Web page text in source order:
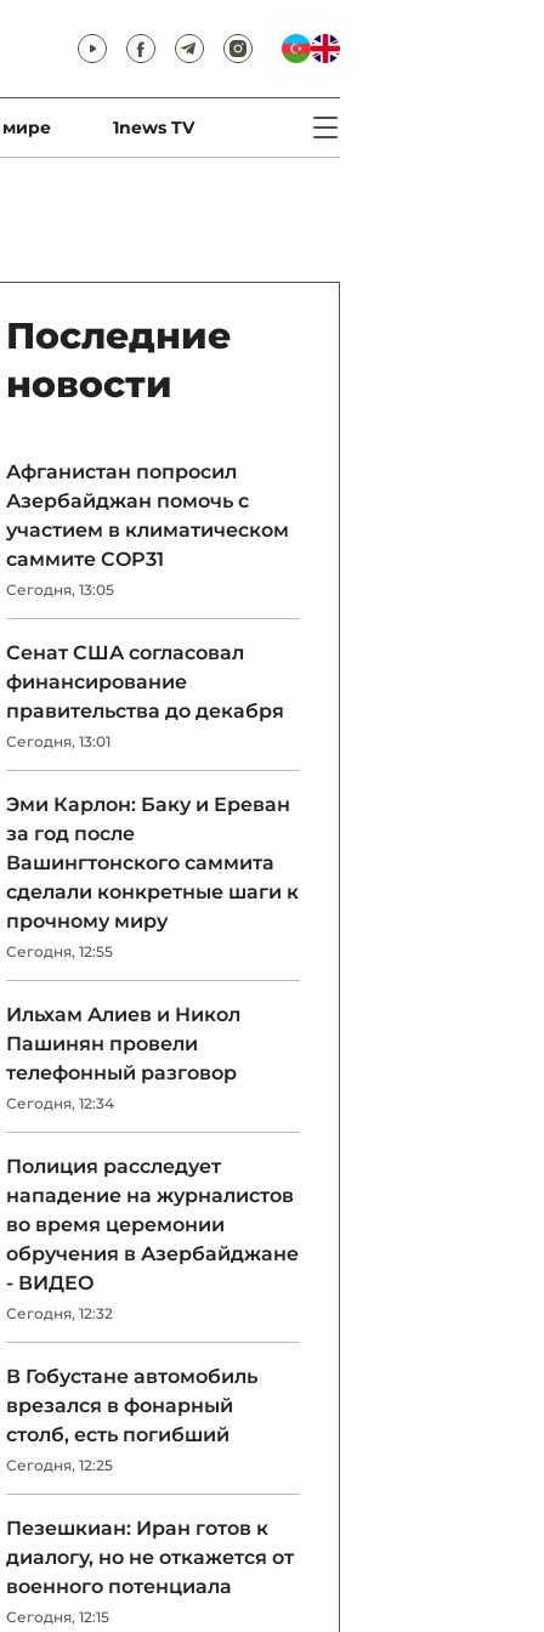
мире 1news TV
Последние
новости
Афганистан попросил
Азербайджан помочь с
участием в климатическом
саммите COP31
Сегодня, 13:05
Сенат США согласовал
финансирование
правительства до декабря
Сегодня, 13:01
Эми Карлон: Баку и Ереван
за год после
Вашингтонского саммита
сделали конкретные шаги к
прочному миру
Сегодня, 12:55
Ильхам Алиев и Никол
Пашинян провели
телефонный разговор
Сегодня, 12:34
Полиция расследует
нападение на журналистов
во время церемонии
обручения в Азербайджане
- ВИДЕО
Сегодня, 12:32
В Гобустане автомобиль
врезался в фонарный
столб, есть погибший
Сегодня, 12:25
Пезешкиан: Иран готов к
диалогу, но не откажется от
военного потенциала
Сегодня, 12:15